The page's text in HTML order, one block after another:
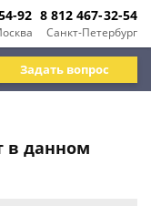
92
Санкт-Петербург
8 812 467-32-54
Задать вопрос
в данном